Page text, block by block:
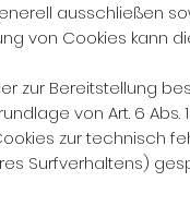
ausschließen
von Cookies kann
zur Bereitstellung
von Art. 6 Abs.
zur technisch
Surfverhaltens)